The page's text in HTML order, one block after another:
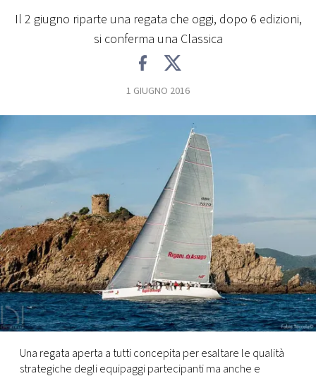
NEWS
EVENTI
VIDEO
TV
PRINCIPATO
DI
MONACO
RMC
CONSIGLIA
Il 2 giugno riparte una regata che oggi, dopo 6 edizioni,
si conferma una Classica
1 GIUGNO 2016
Una regata aperta a tutti concepita per esaltare le qualità
strategiche degli equipaggi partecipanti ma anche e